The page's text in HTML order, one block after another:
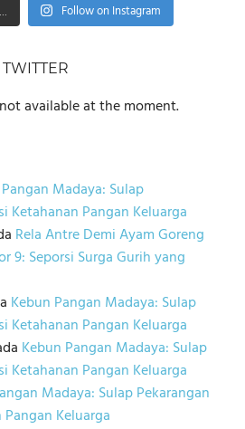
Follow on Instagram
available at the moment.
Madaya: Sulap
Ketahanan Pangan Keluarga
Rela Antre Demi Ayam Goreng
9: Seporsi Surga Gurih yang
Kebun Pangan Madaya: Sulap
Ketahanan Pangan Keluarga
Kebun Pangan Madaya: Sulap
Ketahanan Pangan Keluarga
Madaya: Sulap Pekarangan
Keluarga